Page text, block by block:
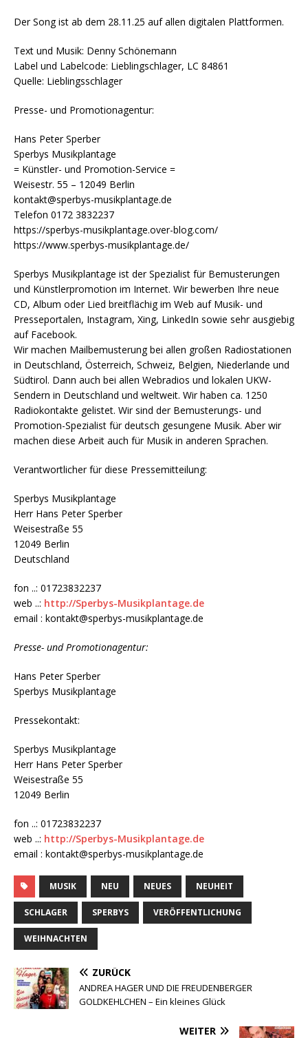
Der Song ist ab dem 28.11.25 auf allen digitalen Plattformen.
Text und Musik: Denny Schönemann
Label und Labelcode: Lieblingschlager, LC 84861
Quelle: Lieblingsschlager
Presse- und Promotionagentur:
Hans Peter Sperber
Sperbys Musikplantage
= Künstler- und Promotion-Service =
Weisestr. 55 – 12049 Berlin
kontakt@sperbys-musikplantage.de
Telefon 0172 3832237
https://sperbys-musikplantage.over-blog.com/
https://www.sperbys-musikplantage.de/
Sperbys Musikplantage ist der Spezialist für Bemusterungen
und Künstlerpromotion im Internet. Wir bewerben Ihre neue
CD, Album oder Lied breitflächig im Web auf Musik- und
Presseportalen, Instagram, Xing, LinkedIn sowie sehr ausgiebig
auf Facebook.
Wir machen Mailbemusterung bei allen großen Radiostationen
in Deutschland, Österreich, Schweiz, Belgien, Niederlande und
Südtirol. Dann auch bei allen Webradios und lokalen UKW-
Sendern in Deutschland und weltweit. Wir haben ca. 1250
Radiokontakte gelistet. Wir sind der Bemusterungs- und
Promotion-Spezialist für deutsch gesungene Musik. Aber wir
machen diese Arbeit auch für Musik in anderen Sprachen.
Verantwortlicher für diese Pressemitteilung:
Sperbys Musikplantage
Herr Hans Peter Sperber
Weisestraße 55
12049 Berlin
Deutschland
fon ..: 01723832237
web ..: http://Sperbys-Musikplantage.de
email : kontakt@sperbys-musikplantage.de
Presse- und Promotionagentur:
Hans Peter Sperber
Sperbys Musikplantage
Pressekontakt:
Sperbys Musikplantage
Herr Hans Peter Sperber
Weisestraße 55
12049 Berlin
fon ..: 01723832237
web ..: http://Sperbys-Musikplantage.de
email : kontakt@sperbys-musikplantage.de
MUSIK NEU NEUES NEUHEIT
SCHLAGER SPERBYS VERÖFFENTLICHUNG
WEIHNACHTEN
ZURÜCK
ANDREA HAGER UND DIE FREUDENBERGER
GOLDKEHLCHEN – Ein kleines Glück
WEITER